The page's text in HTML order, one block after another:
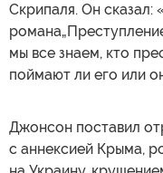
Скрипаля. Он сказал:
мы все знаем, кто
поймают ли его или
Джонсон поставил
с аннексией Крыма,